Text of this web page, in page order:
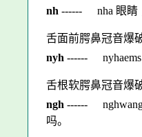
nh ------ nha 眼睛
舌面前腭鼻冠音爆
nyh ------
舌根软腭鼻冠音爆
ngh ------
吗。